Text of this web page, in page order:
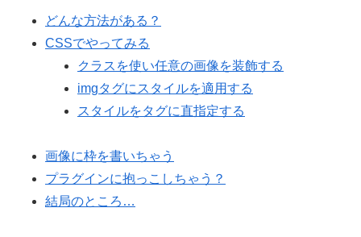
どんな方法がある？
CSSでやってみる
クラスを使い任意の画像を装飾する
imgタグにスタイルを適用する
スタイルをタグに直指定する
画像に枠を書いちゃう
プラグインに抱っこしちゃう？
結局のところ…